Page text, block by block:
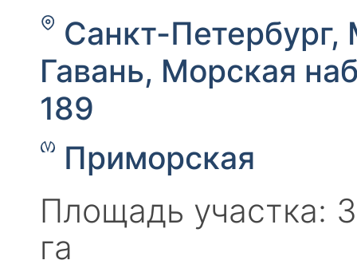
Санкт-
Гавань, Морская
189
Приморская
Площадь участка:
га